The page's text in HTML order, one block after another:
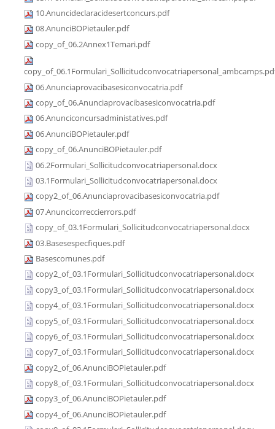
10.Anuncideclaracidesertconcurs.pdf
08.AnunciBOPietauler.pdf
copy_of_06.2Annex1Temari.pdf
06.Anunciaprovacibasesiconvocatria.pdf
copy_of_06.Anunciaprovacibasesiconvocatria.pdf
06.Anunciconcursadministatives.pdf
06.AnunciBOPietauler.pdf
copy_of_06.AnunciBOPietauler.pdf
06.2Formulari_Sollicitudconvocatriapersonal.docx
03.1Formulari_Sollicitudconvocatriapersonal.docx
copy2_of_06.Anunciaprovacibasesiconvocatria.pdf
07.Anuncicorreccierrors.pdf
copy_of_03.1Formulari_Sollicitudconvocatriapersonal.docx
03.Basesespecfiques.pdf
Basescomunes.pdf
copy2_of_03.1Formulari_Sollicitudconvocatriapersonal.docx
copy3_of_03.1Formulari_Sollicitudconvocatriapersonal.docx
copy4_of_03.1Formulari_Sollicitudconvocatriapersonal.docx
copy5_of_03.1Formulari_Sollicitudconvocatriapersonal.docx
copy6_of_03.1Formulari_Sollicitudconvocatriapersonal.docx
copy7_of_03.1Formulari_Sollicitudconvocatriapersonal.docx
copy2_of_06.AnunciBOPietauler.pdf
copy8_of_03.1Formulari_Sollicitudconvocatriapersonal.docx
copy3_of_06.AnunciBOPietauler.pdf
copy4_of_06.AnunciBOPietauler.pdf